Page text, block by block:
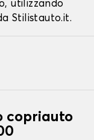
utilizzando
Stilistauto.it.
copriauto